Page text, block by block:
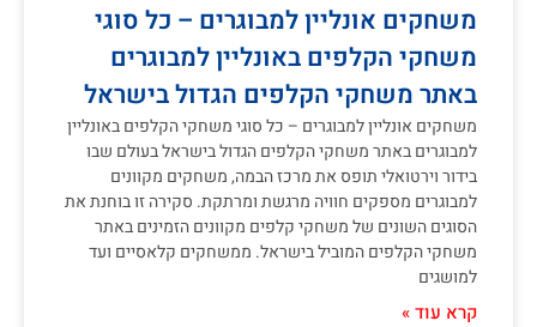
משחקים אונליין למבוגרים – כל סוגי
משחקי הקלפים באונליין למבוגרים
באתר משחקי הקלפים הגדול בישראל
משחקים אונליין למבוגרים – כל סוגי משחקי הקלפים באונליין
למבוגרים באתר משחקי הקלפים הגדול בישראל בעולם שבו
בידור וירטואלי תופס את מרכז הבמה, משחקים מקוונים
למבוגרים מספקים חוויה מרגשת ומרתקת. סקירה זו בוחנת את
הסוגים השונים של משחקי קלפים מקוונים הזמינים באתר
משחקי הקלפים המוביל בישראל. ממשחקים קלאסיים ועד
למושגים
קרא עוד »